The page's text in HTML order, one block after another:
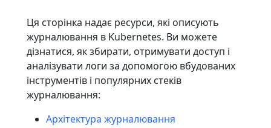
Ця сторінка надає ресурси, які описують
журналювання в Kubernetes. Ви можете
дізнатися, як збирати, отримувати доступ і
аналізувати логи за допомогою вбудованих
інструментів і популярних стеків
журналювання:
Архітектура журналювання